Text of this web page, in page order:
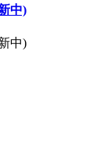
中)
中)